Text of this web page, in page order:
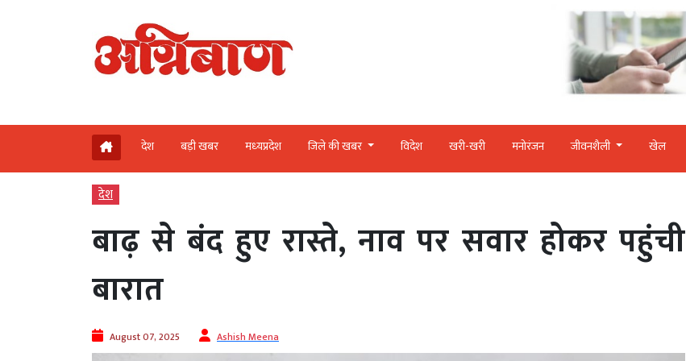
देश बड़ी खबर मध्‍यप्रदेश जिले की खबर विदेश खरी-खरी मनोरंजन जीवनशैली खेल
देश
बाढ़ से बंद हुए रास्ते, नाव पर सवार होकर पहुंची
बारात
August 07, 2025 Ashish Meena